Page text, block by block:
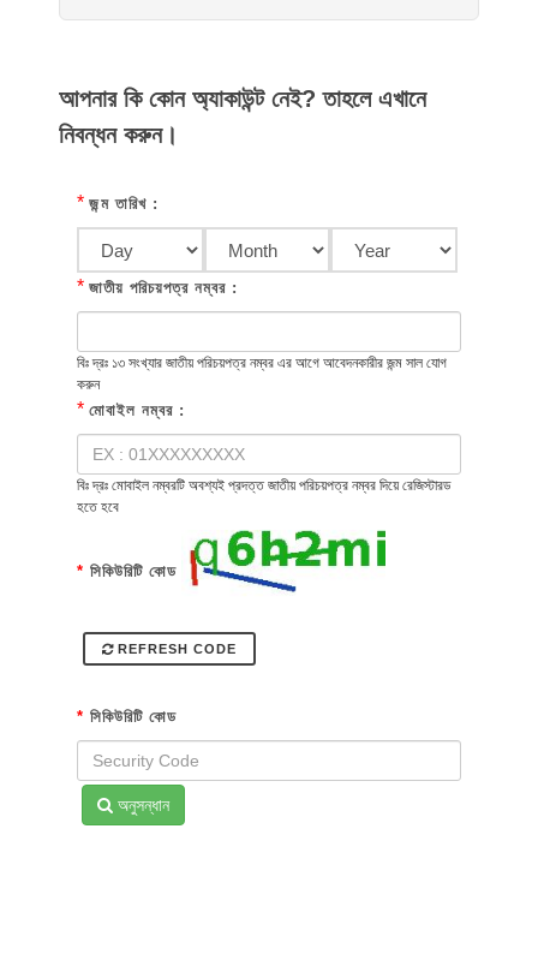
আপনার কি কোন অ্যাকাউন্ট নেই? তাহলে এখানে
নিবন্ধন করুন।
* জন্ম তারিখ :
* জাতীয় পরিচয়পত্র নম্বর :
বিঃ দ্রঃ ১৩ সংখ্যার জাতীয় পরিচয়পত্র নম্বর এর আগে আবেদনকারীর জন্ম সাল যোগ
করুন
* মোবাইল নম্বর :
বিঃ দ্রঃ মোবাইল নম্বরটি অবশ্যই প্রদত্ত জাতীয় পরিচয়পত্র নম্বর দিয়ে রেজিস্টারড
হতে হবে
* সিকিউরিটি কোড
REFRESH CODE
* সিকিউরিটি কোড
অনুসন্ধান